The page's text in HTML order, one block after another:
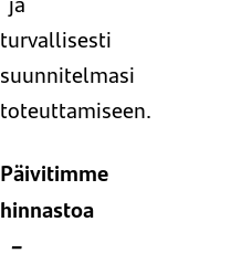
turvallisesti
suunnitelmasi
toteuttamiseen.
Päivitimme
hinnastoa
–